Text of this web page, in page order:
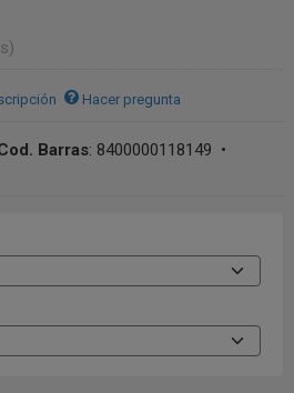
Hacer pregunta
Barras: 8400000118149 •